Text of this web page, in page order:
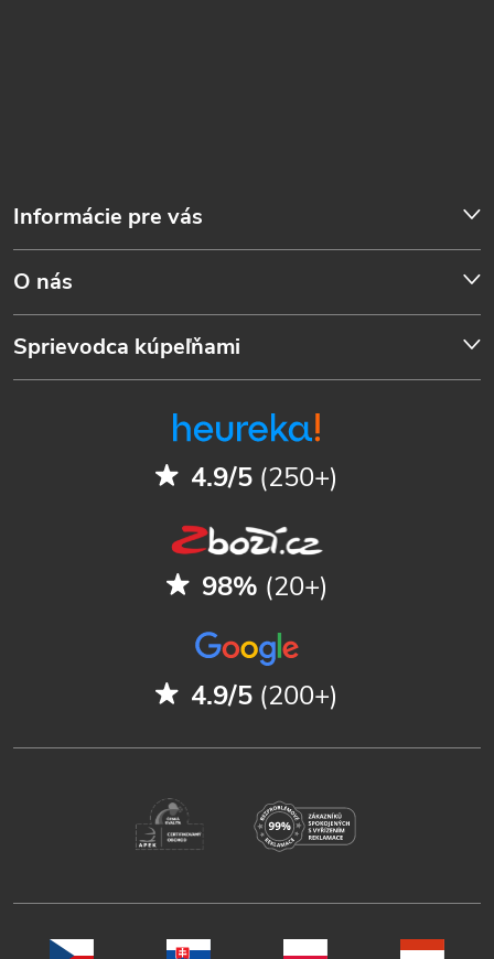
Informácie pre vás
O nás
Sprievodca kúpeľňami
4.9/5 (250+)
98% (20+)
4.9/5 (200+)